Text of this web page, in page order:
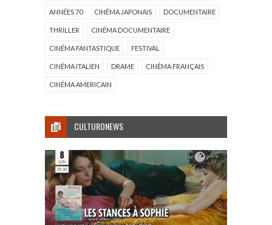
ANNÉES 70 CINÉMA JAPONAIS DOCUMENTAIRE
THRILLER CINÉMA DOCUMENTAIRE
CINÉMA FANTASTIQUE FESTIVAL
CINÉMA ITALIEN DRAME CINÉMA FRANÇAIS
CINÉMA AMERICAIN
CULTURONEWS